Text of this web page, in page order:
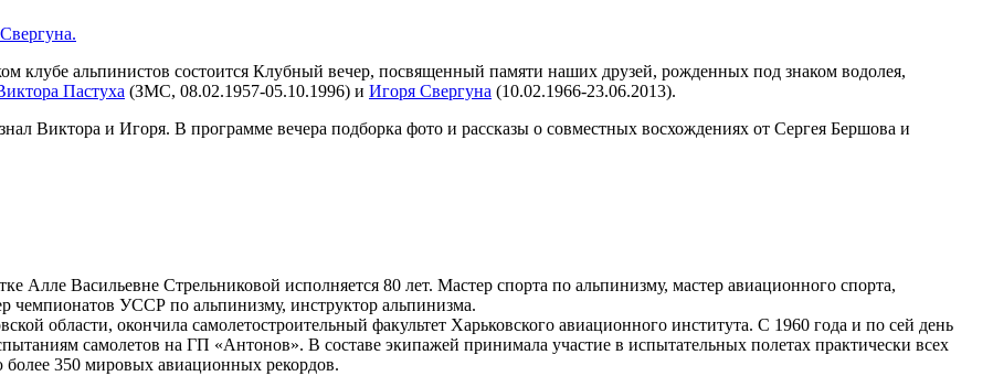
клубе альпинистов состоится Клубный вечер, посвященный памяти наших друзей, рожденных под знаком водолея,
Пастуха (ЗМС, 08.02.1957-05.10.1996) и Игоря Свергуна (10.02.1966-23.06.2013).
Виктора и Игоря. В программе вечера подборка фото и рассказы о совместных восхождениях от Сергея Бершова и
Алле Васильевне Стрельниковой исполняется 80 лет. Мастер спорта по альпинизму, мастер авиационного спорта,
чемпионатов УССР по альпинизму, инструктор альпинизма.
области, окончила самолетостроительный факультет Харьковского авиационного института. С 1960 года и по сей день
самолетов на ГП «Антонов». В составе экипажей принимала участие в испытательных полетах практически всех
350 мировых авиационных рекордов.